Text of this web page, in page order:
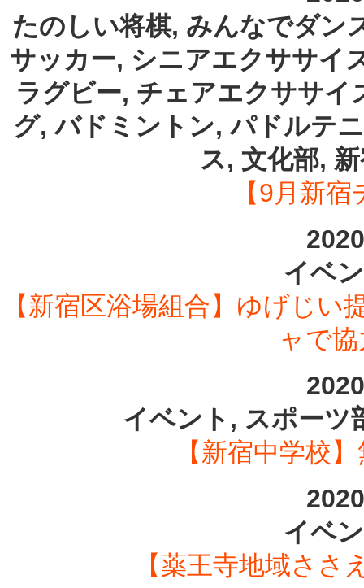
たのしい将棋, みんなでダン
サッカー, シニアエクササイ
ラグビー, チェアエクササ
グ, バドミントン, パドルテ
ス, 文化部,
【9月新
イベ
【新宿区浴場組合】ゆげじ
ャで
イベント, スポーツ
【新宿中学校
イベ
【薬王寺地域さ